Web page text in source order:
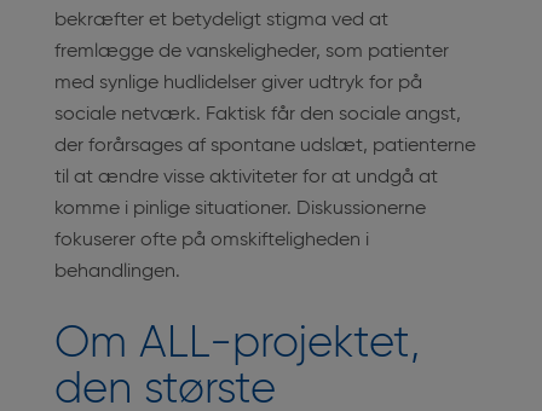
bekræfter et betydeligt stigma ved at
fremlægge de vanskeligheder, som patienter
med synlige hudlidelser giver udtryk for på
sociale netværk. Faktisk får den sociale angst,
der forårsages af spontane udslæt, patienterne
til at ændre visse aktiviteter for at undgå at
komme i pinlige situationer. Diskussionerne
fokuserer ofte på omskifteligheden i
behandlingen.
Om ALL-projektet,
den største